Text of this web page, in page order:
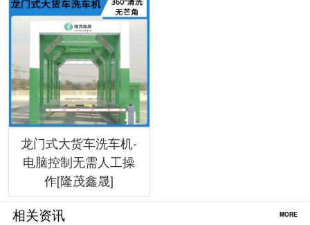
龙门式大货车洗车机-
电脑控制无需人工操
作[隆茂鑫晟]
相关资讯 MORE